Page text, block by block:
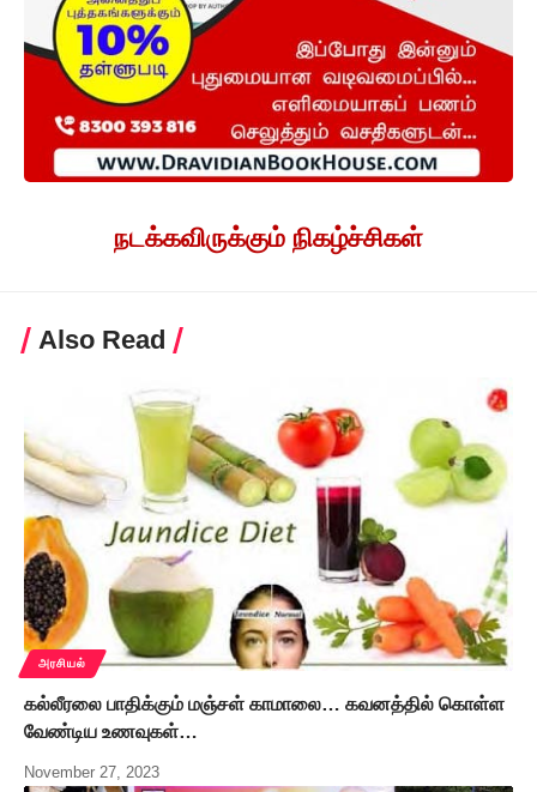
நடக்கவிருக்கும் நிகழ்ச்சிகள்
Also Read
அரசியல்
கல்லீரலை பாதிக்கும் மஞ்சள் காமாலை… கவனத்தில் கொள்ள
வேண்டிய உணவுகள்…
November 27, 2023